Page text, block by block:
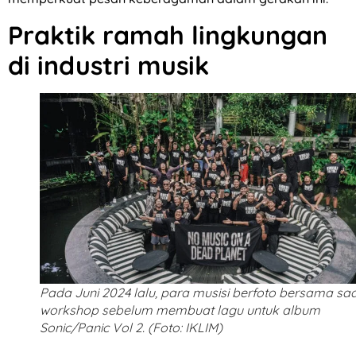
Praktik ramah lingkungan
di industri musik
Pada Juni 2024 lalu, para musisi berfoto bersama
workshop sebelum membuat lagu untuk album
Sonic/Panic Vol 2. (Foto: IKLIM)